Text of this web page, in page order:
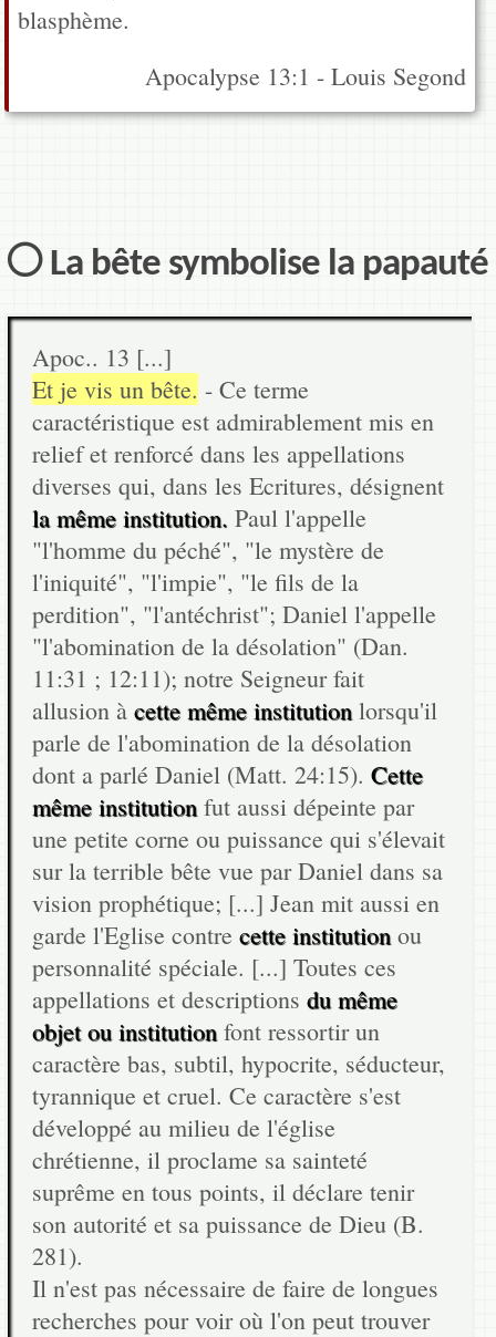
blasphème.
Apocalypse 13:1 - Louis Segond
⚪ La bête symbolise la papauté
Apoc.. 13 [...]
Et je vis un bête. - Ce terme
caractéristique est admirablement mis en
relief et renforcé dans les appellations
diverses qui, dans les Ecritures, désignent
la même institution. Paul l'appelle
"l'homme du péché", "le mystère de
l'iniquité", "l'impie", "le fils de la
perdition", "l'antéchrist"; Daniel l'appelle
"l'abomination de la désolation" (Dan.
11:31 ; 12:11); notre Seigneur fait
allusion àcette même institution lorsqu'il
parle de l'abomination de la désolation
dont a parlé Daniel (Matt. 24:15).Cette
même institution fut aussi dépeinte par
une petite corne ou puissance qui s'élevait
sur la terrible bête vue par Daniel dans sa
vision prophétique; [...] Jean mit aussi en
garde l'Eglise contrecette institution ou
personnalité spéciale. [...] Toutes ces
appellations et descriptionsdu même
objet ou institution font ressortir un
caractère bas, subtil, hypocrite, séducteur,
tyrannique et cruel. Ce caractère s'est
développé au milieu de l'église
chrétienne, il proclame sa sainteté
suprême en tous points, il déclare tenir
son autorité et sa puissance de Dieu (B.
281).
Il n'est pas nécessaire de faire de longues
recherches pour voir où l'on peut trouver